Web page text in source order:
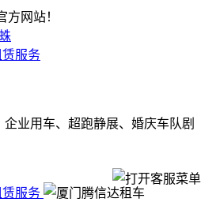
方网站！
业用车、超跑静展、婚庆车队剧